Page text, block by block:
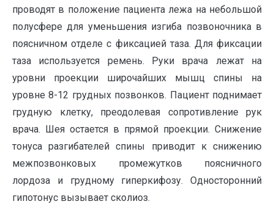
проводят в положение пациента лежа на небольшой
полусфере для уменьшения изгиба позвоночника в
поясничном отделе с фиксацией таза. Для фиксации
таза используется ремень. Руки врача лежат на
уровни проекции широчайших мышц спины на
уровне 8-12 грудных позвонков. Пациент поднимает
грудную клетку, преодолевая сопротивление рук
врача. Шея остается в прямой проекции. Снижение
тонуса разгибателей спины приводит к снижению
межпозвонковых промежутков поясничного
лордоза и грудному гиперкифозу. Односторонний
гипотонус вызывает сколиоз.